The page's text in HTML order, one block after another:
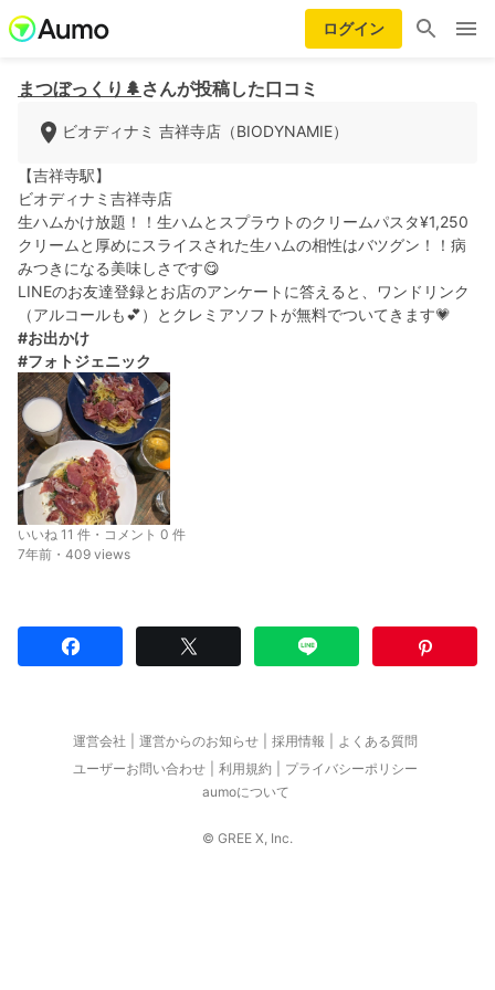
ログイン
まつぼっくり🌲 さんが投稿した口コミ
ビオディナミ 吉祥寺店（BIODYNAMIE）
【吉祥寺駅】
ビオディナミ吉祥寺店
生ハムかけ放題！！生ハムとスプラウトのクリームパスタ¥1,250
クリームと厚めにスライスされた生ハムの相性はバツグン！！病
みつきになる美味しさです😋
LINEのお友達登録とお店のアンケートに答えると、ワンドリンク
（アルコールも💕）とクレミアソフトが無料でついてきます💗
#お出かけ
#フォトジェニック
いいね 11 件・コメント 0 件
7年前・409 views
運営会社 運営からのお知らせ 採用情報
よくある質問
ユーザーお問い合わせ
利用規約
プライバシーポリシー
aumoについて
© GREE X, Inc.